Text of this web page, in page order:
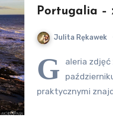
Portugalia –
Julita Rękawek
G
aleria zdjęć
praktycznymi